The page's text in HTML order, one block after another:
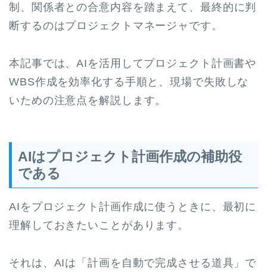
制、関係者との合意内容を踏まえて、最終的に判
断するのはプロジェクトマネージャです。
本記事では、AIを活用してプロジェクト計画書や
WBS作成を効率化する手順と、現場で失敗しな
いための注意点を解説します。
AIはプロジェクト計画作成の補助役
である
AIをプロジェクト計画作成に使うときに、最初に
理解しておきたいことがあります。
それは、AIは「計画を自動で完成させる道具」で